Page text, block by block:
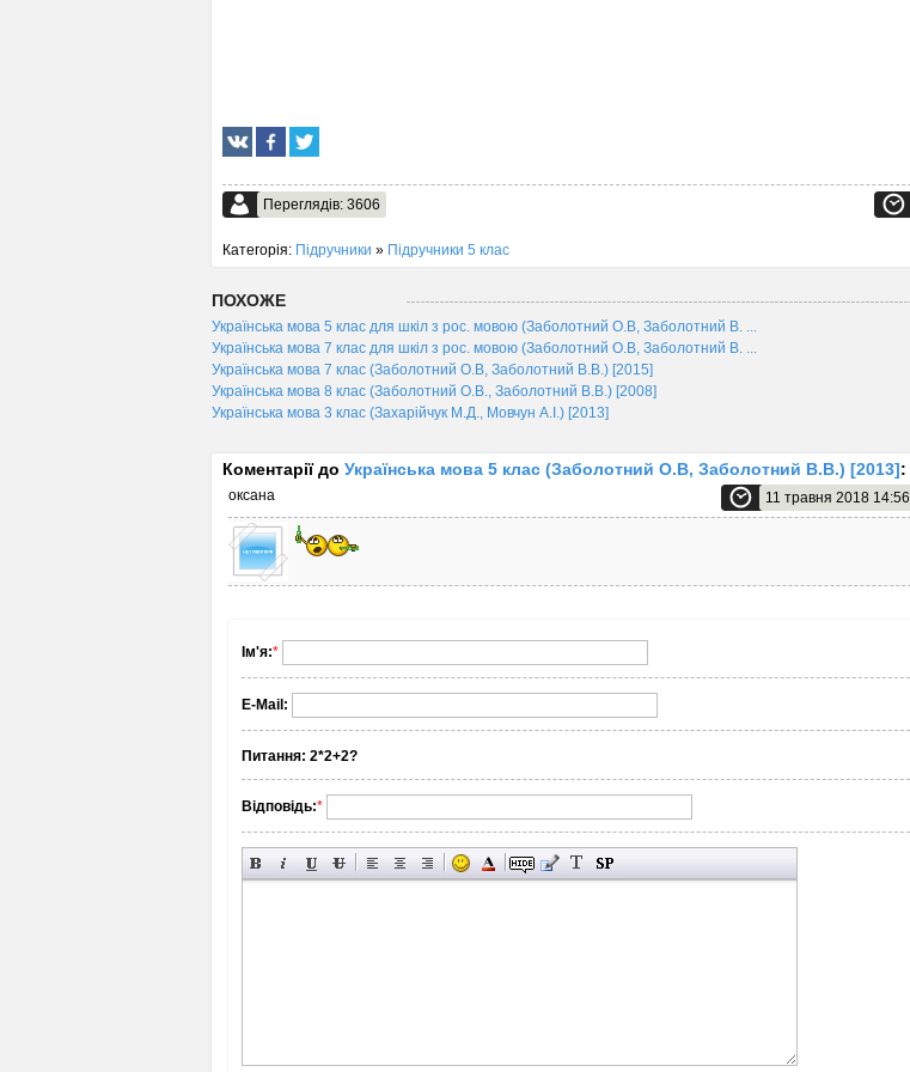
Переглядів: 3606
Категорія: Підручники » Підручники 5 клас
ПОХОЖЕ
Українська мова 5 клас для шкіл з рос. мовою (Заболотний О.В, Заболотний В. ...
Українська мова 7 клас для шкіл з рос. мовою (Заболотний О.В, Заболотний В. ...
Українська мова 7 клас (Заболотний О.В, Заболотний В.В.) [2015]
Українська мова 8 клас (Заболотний О.В., Заболотний В.В.) [2008]
Українська мова 3 клас (Захарійчук М.Д., Мовчун А.І.) [2013]
Коментарії до Українська мова 5 клас (Заболотний О.В, Заболотний В.В.) [2013]:
оксана 11 травня 2018 14:56
Ім'я:*
E-Mail:
Питання: 2*2+2?
Відповідь:*